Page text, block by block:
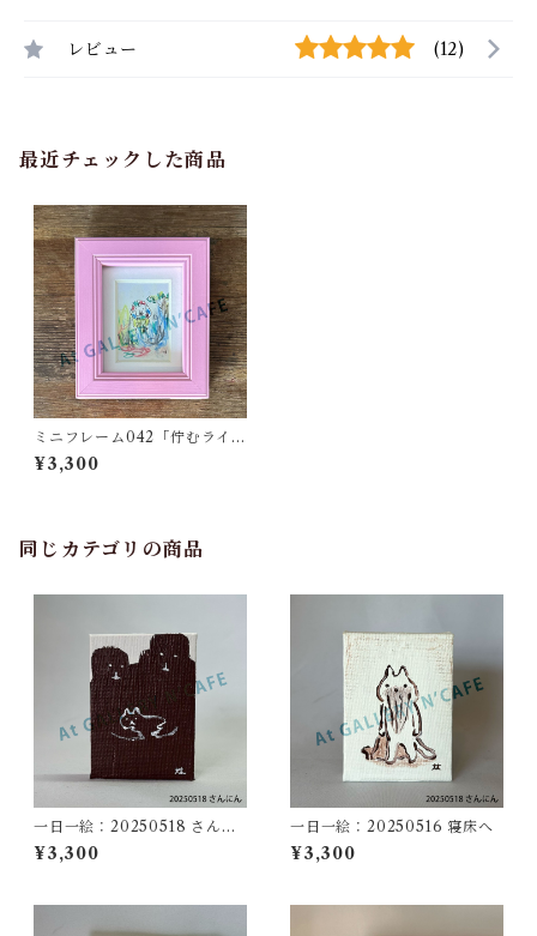
レビュー (12)
最近チェックした商品
ミニフレーム042「佇むライオ
ン」
¥3,300
同じカテゴリの商品
一日一絵：20250518 さんに
ん
¥3,300
一日一絵：20250516 寝床へ
¥3,300